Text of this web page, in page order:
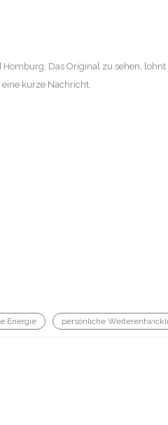
Das Original zu sehen, lohnt
kurze Nachricht.
Energie persönliche